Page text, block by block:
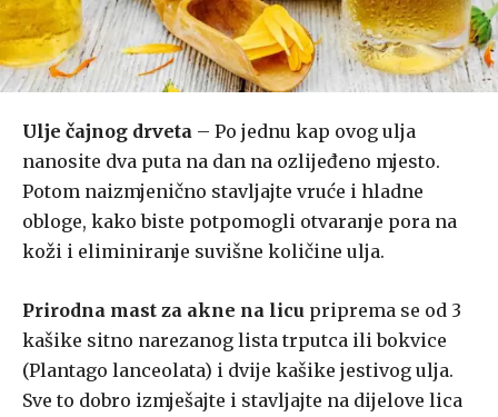
Ulje čajnog drveta – Po jednu kap ovog ulja
nanosite dva puta na dan na ozlijeđeno mjesto.
Potom naizmjenično stavljajte vruće i hladne
obloge, kako biste potpomogli otvaranje pora na
koži i eliminiranje suvišne količine ulja.
Prirodna mast za akne na licu priprema se od 3
kašike sitno narezanog lista trputca ili bokvice
(Plantago lanceolata) i dvije kašike jestivog ulja.
Sve to dobro izmješajte i stavljajte na dijelove lica